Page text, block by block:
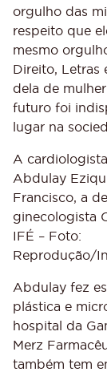
orgulho das
respeito que
mesmo
Direito, Letras
dela de
futuro foi
lugar na
A
Abdulay
Francisco, a
ginecologista
IFÉ – Foto:
Reprodução/
Abdulay fez
plástica e
hospital da
Merz
também tem